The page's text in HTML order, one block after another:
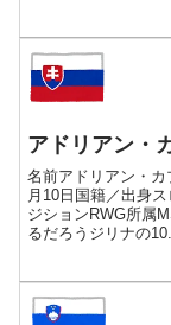
アドリアン・
名前アドリアン・
月10日国籍／出身
ジションRWG所属
るだろうジリナの